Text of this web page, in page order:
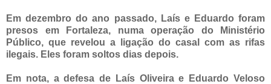
Em dezembro do ano passado, Laís e Eduardo foram
presos em Fortaleza, numa operação do Ministério
Público, que revelou a ligação do casal com as rifas
ilegais. Eles foram soltos dias depois.
Em nota, a defesa de Laís Oliveira e Eduardo Veloso